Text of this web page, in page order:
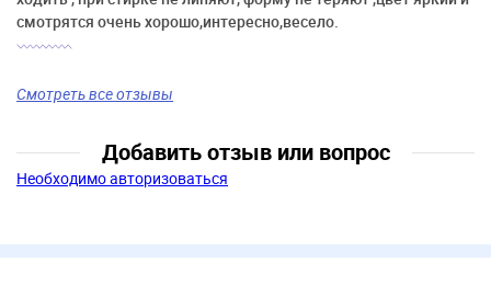
смотрятся очень хорошо,интересно,весело.
Смотреть все отзывы
Добавить отзыв или вопрос
Необходимо авторизоваться